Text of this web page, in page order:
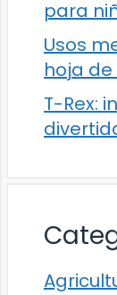
para
Usos
hoja
T-Rex: